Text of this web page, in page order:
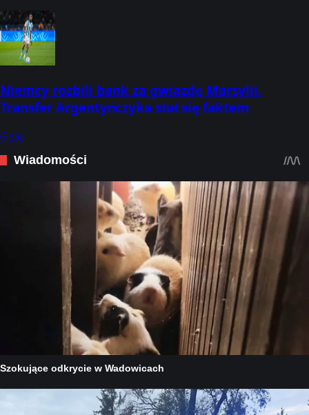
Niemcy rozbili bank za gwiazdę Marsylii.
Transfer Argentyńczyka stał się faktem
6 sie